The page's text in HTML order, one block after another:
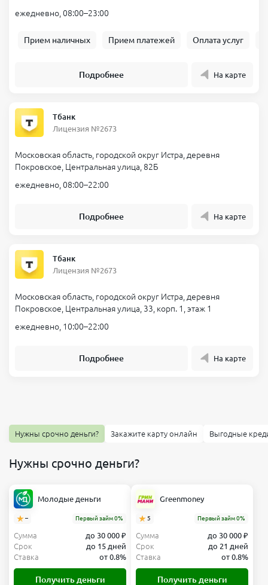
ежедневно, 08:00–23:00
Прием наличных Прием платежей Оплата услуг
Подробнее На карте
Тбанк
Лицензия №2673
Московская область, городской округ Истра, деревня
Покровское, Центральная улица, 82Б
ежедневно, 08:00–22:00
Подробнее На карте
Тбанк
Лицензия №2673
Московская область, городской округ Истра, деревня
Покровское, Центральная улица, 33, корп. 1, этаж 1
ежедневно, 10:00–22:00
Подробнее На карте
Нужны срочно деньги? Закажите карту онлайн Выгодные
Нужны срочно деньги?
Молодые деньги
– Первый займ 0%
Сумма
до 30 000 ₽
Срок
до 15 дней
Ставка
от 0.8%
Получить деньги
Greenmoney
5 Первый займ 0%
Сумма
до 30 000 ₽
Срок
до 21 дней
Ставка
от 0.8%
Получить деньги